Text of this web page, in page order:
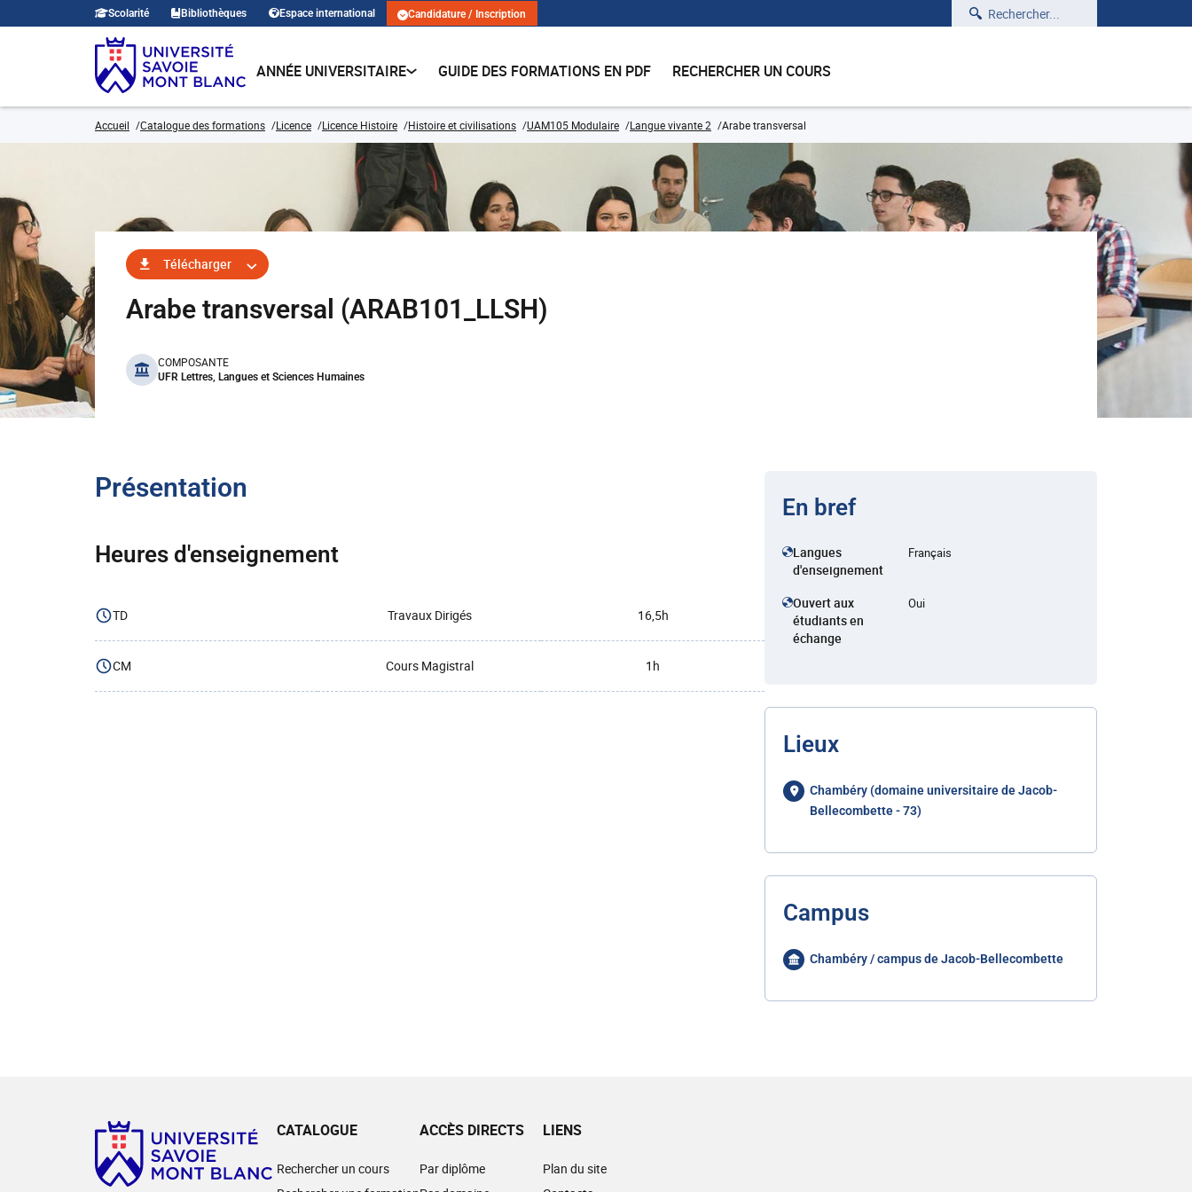
Scolarité Bibliothèques Espace international Candidature / Inscription Rechercher
ANNÉE UNIVERSITAIRE GUIDE DES FORMATIONS EN PDF RECHERCHER UN COURS
Accueil Catalogue des formations Licence Licence Histoire Histoire et civilisations UAM105 Modulaire Langue vivante 2 Arabe transversal
Télécharger
Arabe transversal (ARAB101_LLSH)
benefits
COMPOSANTE
UFR Lettres, Langues et Sciences Humaines
Présentation
Heures d'enseignement
TD Travaux Dirigés 16,5h
CM Cours Magistral 1h
En bref
Langues
d'enseignement
Français
Ouvert aux
étudiants en
échange
Oui
Lieux
Chambéry (domaine universitaire de Jacob-
Bellecombette - 73)
Campus
Chambéry / campus de Jacob-Bellecombette
CATALOGUE
Rechercher un cours
ACCÈS DIRECTS
Par diplôme
LIENS
Plan du site